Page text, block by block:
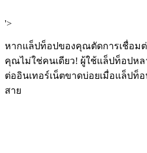
'>
หากแล็ปท็อปของคุณตัดการเชื่อม
คุณไม่ใช่คนเดียว! ผู้ใช้แล็ปท็อปหล
ต่ออินเทอร์เน็ตขาดบ่อยเมื่อแล็ปท็
สาย